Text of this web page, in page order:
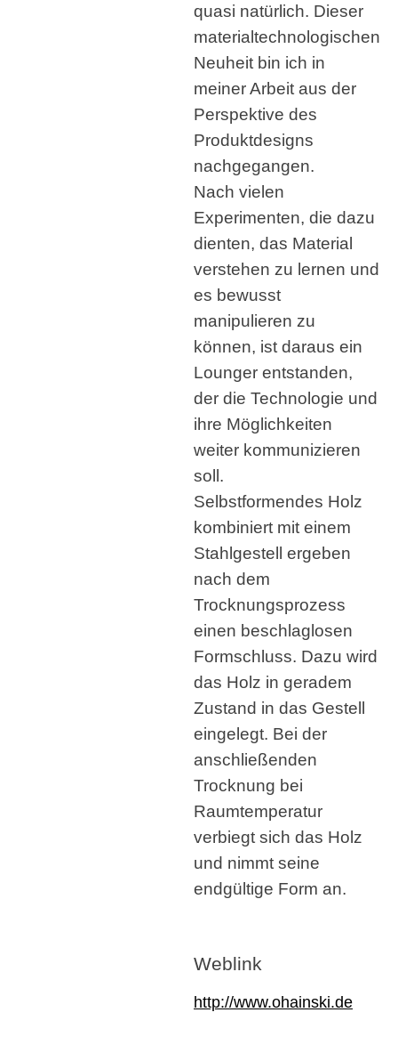
quasi natürlich. Dieser
materialtechnologischen
Neuheit bin ich in
meiner Arbeit aus der
Perspektive des
Produktdesigns
nachgegangen.
Nach vielen
Experimenten, die dazu
dienten, das Material
verstehen zu lernen und
es bewusst
manipulieren zu
können, ist daraus ein
Lounger entstanden,
der die Technologie und
ihre Möglichkeiten
weiter kommunizieren
soll.
Selbstformendes Holz
kombiniert mit einem
Stahlgestell ergeben
nach dem
Trocknungsprozess
einen beschlaglosen
Formschluss. Dazu wird
das Holz in geradem
Zustand in das Gestell
eingelegt. Bei der
anschließenden
Trocknung bei
Raumtemperatur
verbiegt sich das Holz
und nimmt seine
endgültige Form an.
Weblink
http://www.ohainski.de